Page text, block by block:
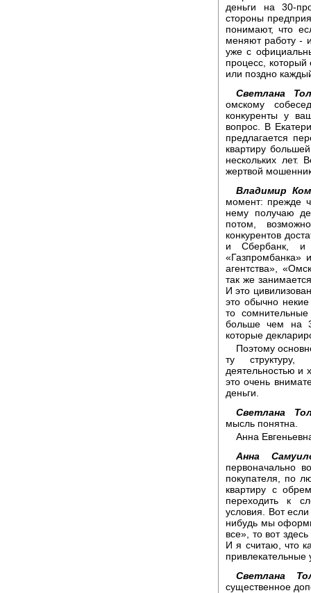
деньги на 30-
стороны
понимают, что
меняют работу -
уже с
процесс,
или поздно
Светлана
омскому
конкуренты у
вопрос. В
предлагается
квартиру
нескольких лет.
жертвой
Владимир
момент: прежде
нему получаю
потом,
конкурентов
и Сбербанк, и
«Газпромбанка»
агентства»,
так же
И это
это обычно
то
больше чем на
которые
Поэтому
ту структуру,
деятельностью и
это очень
деньги.
Светлана
мысль понятна.
Анна
Анна
первоначально
покупателя, по
квартиру с
переходить к
условия. Вот
нибудь мы
все», то вот
И я считаю, что
Светлана
существенное